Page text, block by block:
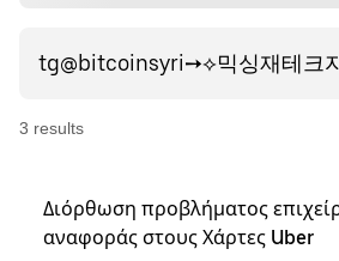
3 results
Διόρθωση προβλήματος
αναφοράς στους Χάρτες Uber